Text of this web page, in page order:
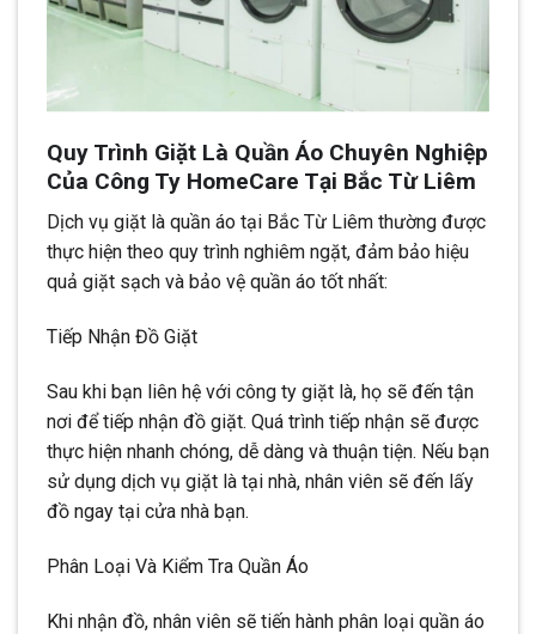
Quy Trình Giặt Là Quần Áo Chuyên Nghiệp
Của Công Ty HomeCare Tại Bắc Từ Liêm
Dịch vụ giặt là quần áo tại Bắc Từ Liêm thường được
thực hiện theo quy trình nghiêm ngặt, đảm bảo hiệu
quả giặt sạch và bảo vệ quần áo tốt nhất:
Tiếp Nhận Đồ Giặt
Sau khi bạn liên hệ với công ty giặt là, họ sẽ đến tận
nơi để tiếp nhận đồ giặt. Quá trình tiếp nhận sẽ được
thực hiện nhanh chóng, dễ dàng và thuận tiện. Nếu bạn
sử dụng dịch vụ giặt là tại nhà, nhân viên sẽ đến lấy
đồ ngay tại cửa nhà bạn.
Phân Loại Và Kiểm Tra Quần Áo
Khi nhận đồ, nhân viên sẽ tiến hành phân loại quần áo